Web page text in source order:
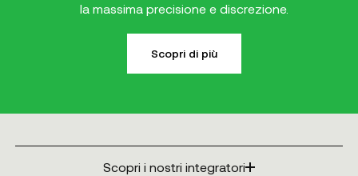
la massima precisione e discrezione.
Scopri di più
Scopri i nostri integratori